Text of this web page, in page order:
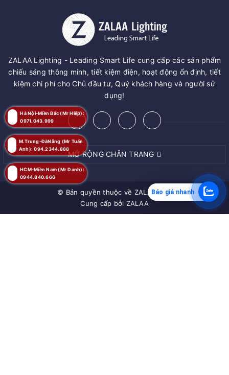
ZALAA Lighting - Leading Smart Life cung cấp các sản phẩm
chiếu sáng thông minh, tiết kiệm điện, hoạt động ổn định, tiết
kiệm chi phí cho Chủ đầu tư, Quý khách hàng và người sử
dụng!
MỞ RỘNG CHÂN TRANG
© Bản quyền thuộc về ZALAA JSC
Cung cấp bởi ZALAA
HCM-Miền Nam (Mr Danh):
0944.840.666
Hà Nội-Miền Bắc (Mr Hiệp):
0971.043.999
M.Trung-ĐàNẵng (Mr Tuấn
Anh): 094.2344.888
Báo giá nhanh